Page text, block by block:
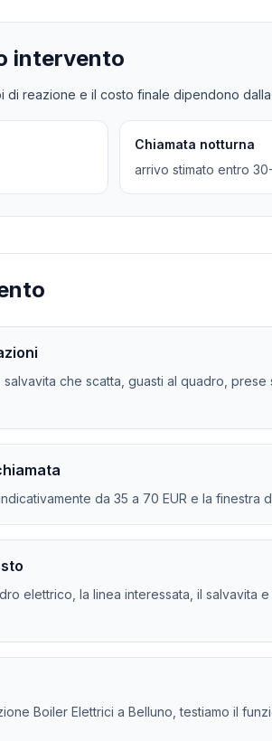
intervento
di reazione e il costo finale dipendono
Chiamata notturna
arrivo stimato entro
che scatta, guasti al quadro,
da 35 a 70 EUR e la
elettrico, la linea interessata, il salvavita
Boiler Elettrici a Belluno, testiamo il